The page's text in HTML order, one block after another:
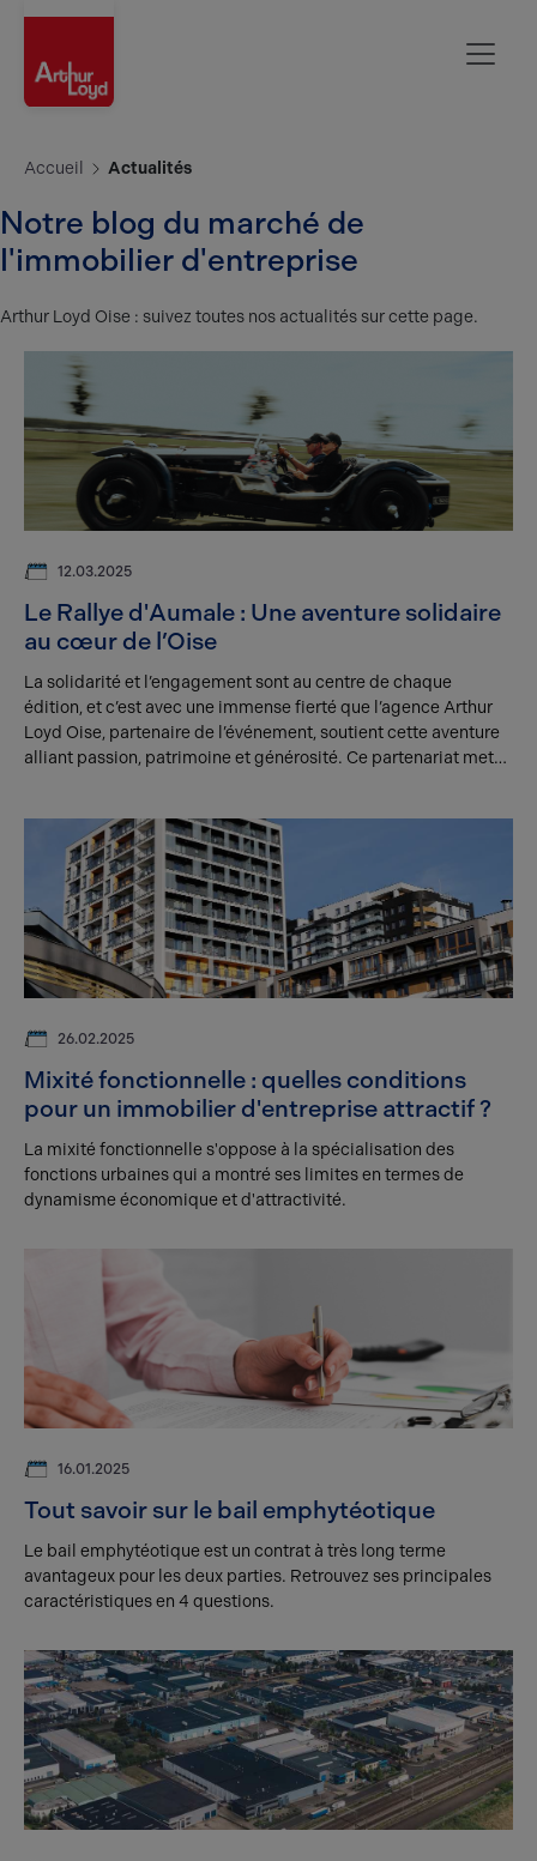
Accueil Actualités
Notre blog du marché de
l'immobilier d'entreprise
Arthur Loyd Oise : suivez toutes nos actualités sur cette page.
12.03.2025
Le Rallye d'Aumale : Une aventure solidaire
au cœur de l’Oise
La solidarité et l’engagement sont au centre de chaque
édition, et c’est avec une immense fierté que l’agence Arthur
Loyd Oise, partenaire de l’événement, soutient cette aventure
alliant passion, patrimoine et générosité. Ce partenariat met
26.02.2025
Mixité fonctionnelle : quelles conditions
pour un immobilier d'entreprise attractif ?
La mixité fonctionnelle s'oppose à la spécialisation des
fonctions urbaines qui a montré ses limites en termes de
dynamisme économique et d'attractivité.
16.01.2025
Tout savoir sur le bail emphytéotique
Le bail emphytéotique est un contrat à très long terme
avantageux pour les deux parties. Retrouvez ses principales
caractéristiques en 4 questions.